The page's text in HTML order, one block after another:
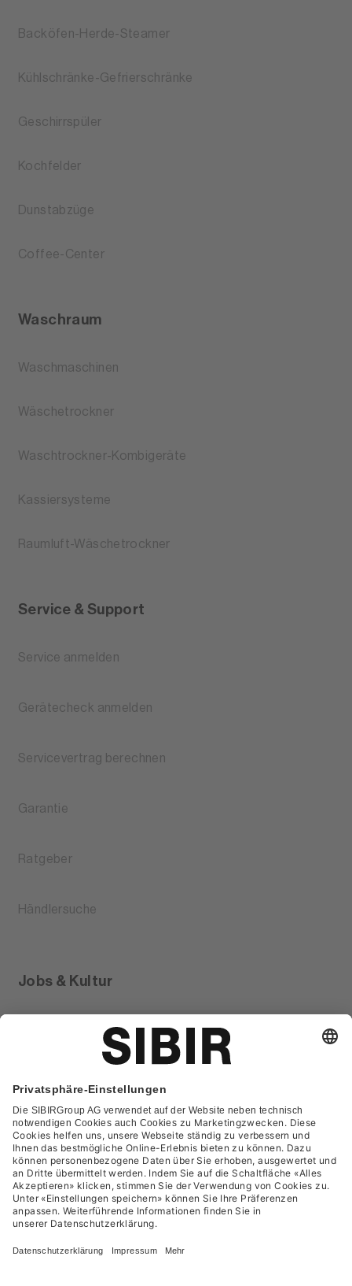
Backöfen-Herde-Steamer
Kühlschränke-Gefrierschränke
Geschirrspüler
Kochfelder
Dunstabzüge
Coffee-Center
Waschraum
Waschmaschinen
Wäschetrockner
Waschtrockner-Kombigeräte
Kassiersysteme
Raumluft-Wäschetrockner
Service & Support
Service anmelden
Gerätecheck anmelden
Servicevertrag berechnen
Garantie
Ratgeber
Händlersuche
Jobs & Kultur
Glossar
Kontakt
FAQ
Datenschutzerklärung